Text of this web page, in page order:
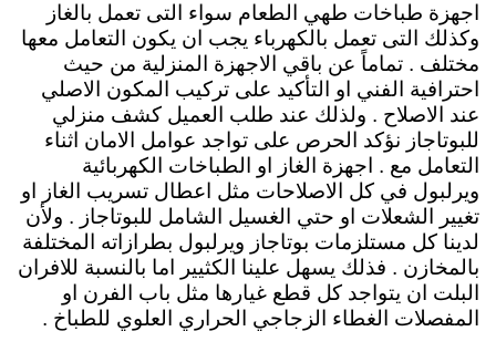
اجهزة طباخات طهي الطعام سواء التى تعمل بالغاز
وكذلك التى تعمل بالكهرباء يجب ان يكون التعامل معها
مختلف . تماماً عن باقي الاجهزة المنزلية من حيث
احترافية الفني او التأكيد على تركيب المكون الاصلي
عند الاصلاح . ولذلك عند طلب العميل كشف منزلي
للبوتاجاز نؤكد الحرص على تواجد عوامل الامان اثناء
التعامل مع . اجهزة الغاز او الطباخات الكهربائية
ويرلبول في كل الاصلاحات مثل اعطال تسريب الغاز او
تغيير الشعلات او حتي الغسيل الشامل للبوتاجاز . ولأن
لدينا كل مستلزمات بوتاجاز ويرلبول بطرازاته المختلفة
بالمخازن . فذلك يسهل علينا الكثيير اما بالنسبة للافران
البلت ان يتواجد كل قطع غيارها مثل باب الفرن او
المفصلات الغطاء الزجاجي الحراري العلوي للطباخ .